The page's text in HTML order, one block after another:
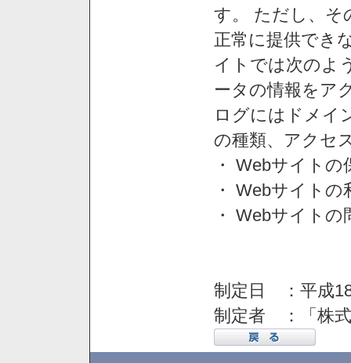
す。 ただし、そ
正常に提供でき
イトでは次のよ
ータの情報をア
ログにはドメイ
の種類、アクセ
・ Webサイトの
・ Webサイト
・ Webサイト
制定日 ：平成
制定者 ：「株